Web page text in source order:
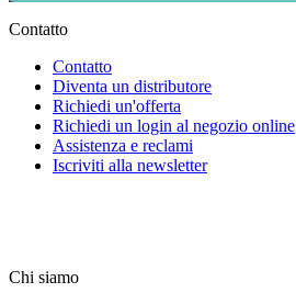
Contatto
Contatto
Diventa un distributore
Richiedi un'offerta
Richiedi un login al negozio online
Assistenza e reclami
Iscriviti alla newsletter
Chi siamo